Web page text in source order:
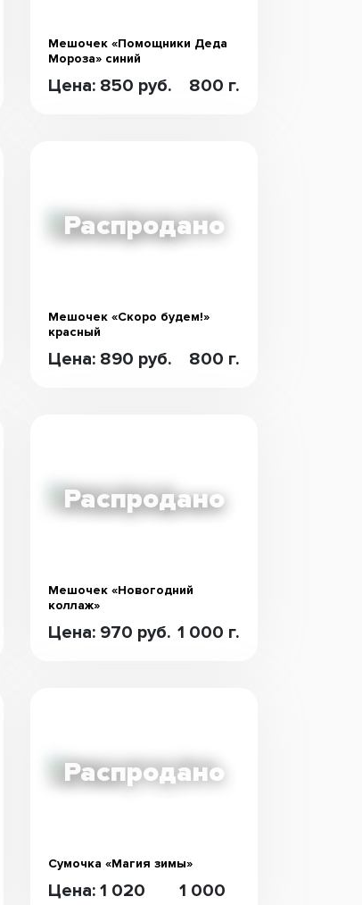
Мешочек «Помощники Деда
Мороза» синий
Цена: 850 руб. 800 г.
Мешочек «Скоро будем!»
красный
Цена: 890 руб. 800 г.
Мешочек «Новогодний
коллаж»
Цена: 970 руб. 1 000 г.
Сумочка «Магия зимы»
Цена: 1 020
1 000